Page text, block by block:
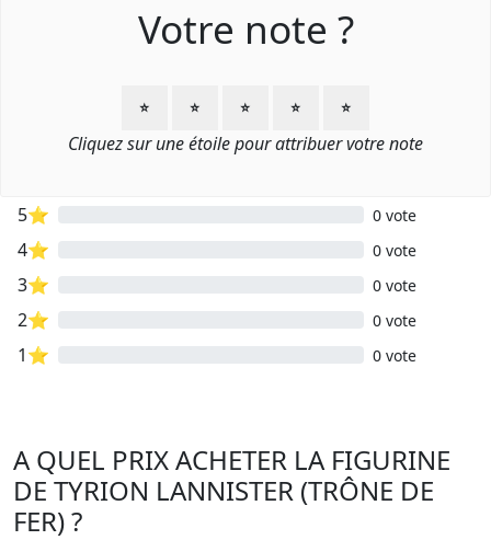
Votre note ?
⭐ ⭐ ⭐ ⭐ ⭐
Cliquez sur une étoile pour attribuer votre note
5⭐ 0 vote
4⭐ 0 vote
3⭐ 0 vote
2⭐ 0 vote
1⭐ 0 vote
A QUEL PRIX ACHETER LA FIGURINE
DE TYRION LANNISTER (TRÔNE DE
FER) ?